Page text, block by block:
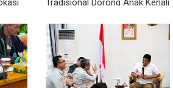
Tradisional Dorong Anak Kenali
Ketergantungan Gadget